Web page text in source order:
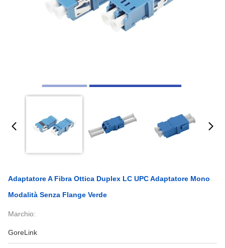
Adaptatore A Fibra Ottica Duplex LC UPC Adaptatore Mono
Modalità Senza Flange Verde
Marchio:
GoreLink